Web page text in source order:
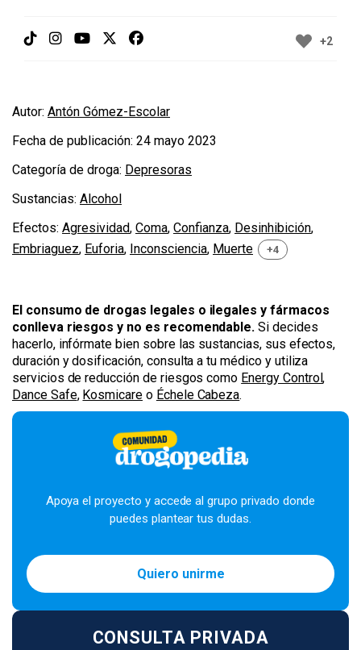
+2
Autor: Antón Gómez-Escolar
Fecha de publicación: 24 mayo 2023
Categoría de droga: Depresoras
Sustancias: Alcohol
Efectos: Agresividad, Coma, Confianza, Desinhibición,
Embriaguez, Euforia, Inconsciencia, Muerte +4
El consumo de drogas legales o ilegales y fármacos
conlleva riesgos y no es recomendable. Si decides
hacerlo, infórmate bien sobre las sustancias, sus efectos,
duración y dosificación, consulta a tu médico y utiliza
servicios de reducción de riesgos como Energy Control,
Dance Safe, Kosmicare o Échele Cabeza.
Apoya el proyecto y accede al grupo privado donde
puedes plantear tus dudas.
Quiero unirme
CONSULTA PRIVADA